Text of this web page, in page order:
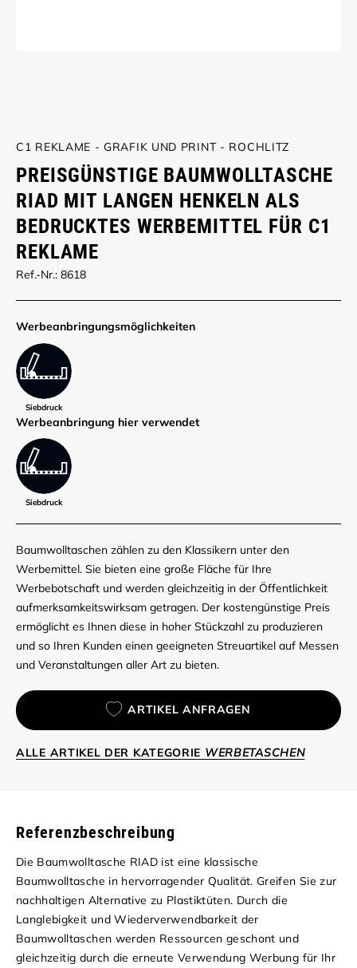
C1 REKLAME - GRAFIK UND PRINT - ROCHLITZ
PREISGÜNSTIGE BAUMWOLLTASCHE
RIAD MIT LANGEN HENKELN ALS
BEDRUCKTES WERBEMITTEL FÜR C1
REKLAME
Ref.-Nr.: 8618
Werbe­anbringungs­möglich­keiten
Siebdruck
Werbe­anbringung hier verwendet
Siebdruck
Baumwolltaschen zählen zu den Klassikern unter den
Werbemittel. Sie bieten eine große Fläche für Ihre
Werbebotschaft und werden gleichzeitig in der Öffentlichkeit
aufmerksamkeitswirksam getragen. Der kostengünstige Preis
ermöglicht es Ihnen diese in hoher Stückzahl zu produzieren
und so Ihren Kunden einen geeigneten Streuartikel auf Messen
und Veranstaltungen aller Art zu bieten.
ARTIKEL ANFRAGEN
ALLE ARTIKEL DER KATEGORIE WERBETASCHEN
Referenzbeschreibung
Die Baumwolltasche RIAD ist eine klassische
Baumwolltasche in hervorragender Qualität. Greifen Sie zur
nachhaltigen Alternative zu Plastiktüten. Durch die
Langlebigkeit und Wiederverwendbarkeit der
Baumwolltaschen werden Ressourcen geschont und
gleichzeitig durch die erneute Verwendung Werbung für Ihr